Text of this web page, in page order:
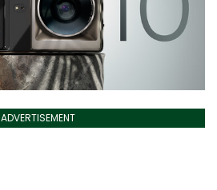
ADVERTISEMENT